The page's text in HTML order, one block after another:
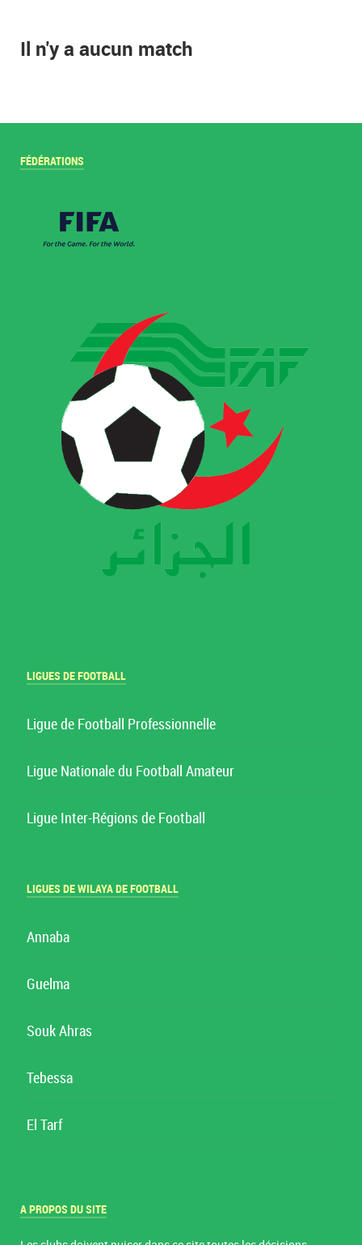
Il n'y a aucun match
FÉDÉRATIONS
LIGUES DE FOOTBALL
Ligue de Football Professionnelle
Ligue Nationale du Football Amateur
Ligue Inter-Régions de Football
LIGUES DE WILAYA DE FOOTBALL
Annaba
Guelma
Souk Ahras
Tebessa
El Tarf
A PROPOS DU SITE